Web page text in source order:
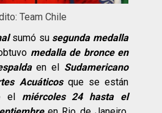
Team Chile
sumó su segunda medalla
medalla de bronce en
en el Sudamericano
Acuáticos que se están
el miércoles 24 hasta el